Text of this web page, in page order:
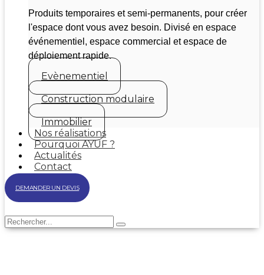
Produits temporaires et semi-permanents, pour créer
l'espace dont vous avez besoin. Divisé en espace
événementiel, espace commercial et espace de
déploiement rapide.
Evènementiel
Construction modulaire
Immobilier
Nos réalisations
Pourquoi AYUF ?
Actualités
Contact
DEMANDER UN DEVIS